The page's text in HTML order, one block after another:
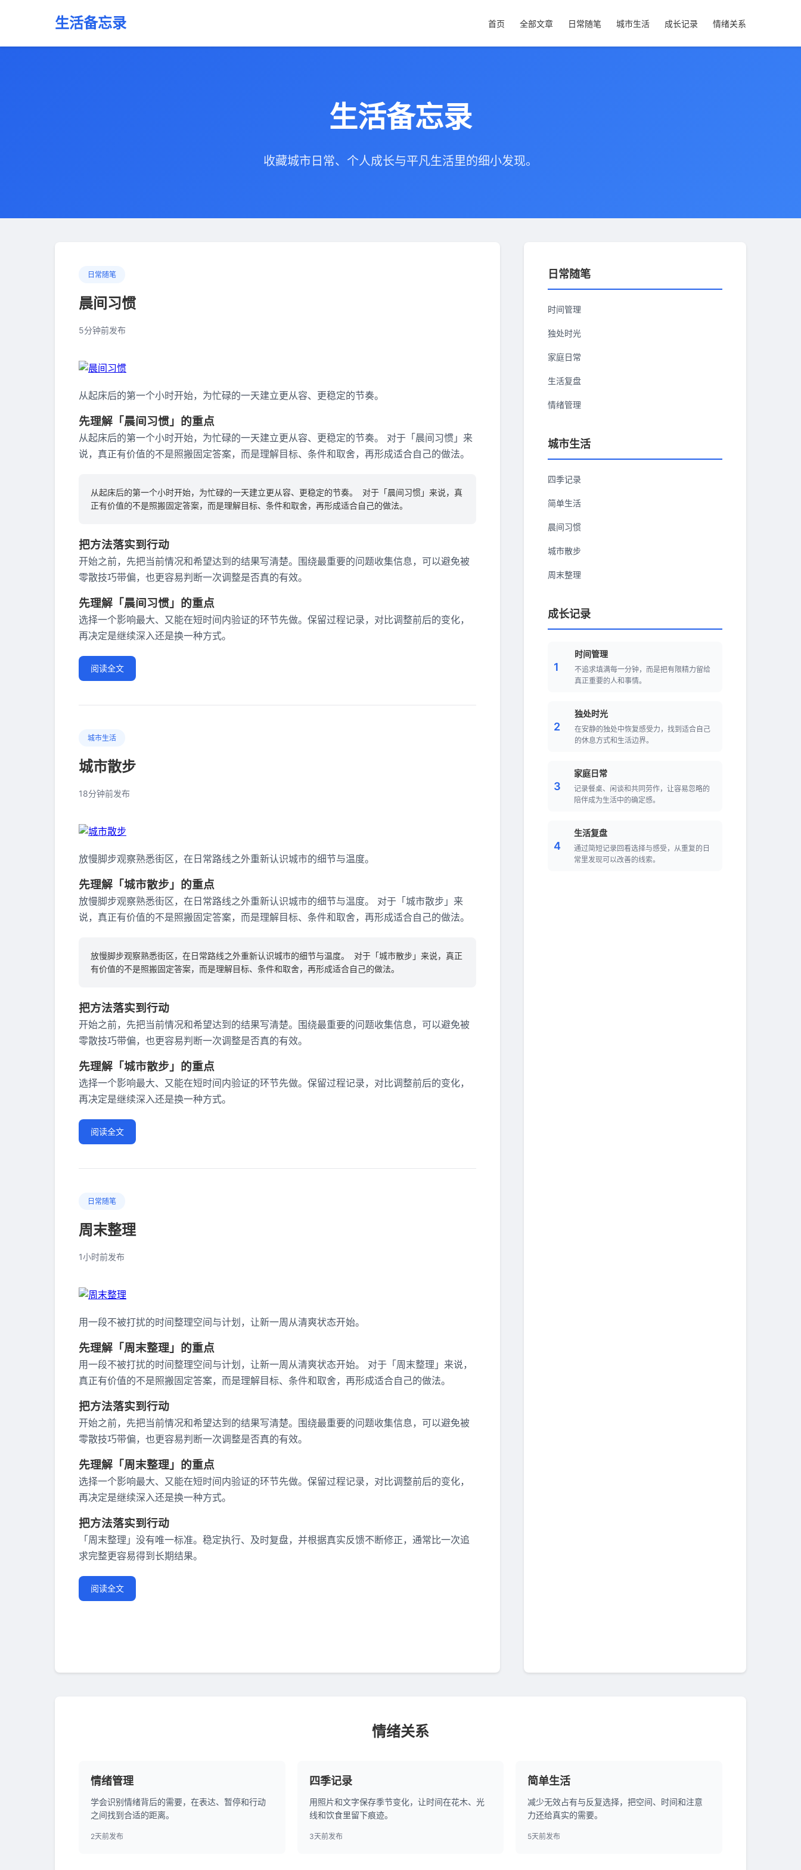
生活备忘录 首页 全部文章 日常随笔 城市生活 成长记录 情绪关系
生活备忘录
收藏城市日常、个人成长与平凡生活里的细小发现。
日常随笔
晨间习惯
5分钟前发布
从起床后的第一个小时开始，为忙碌的一天建立更从容、更稳定的节奏。
先理解「晨间习惯」的重点
从起床后的第一个小时开始，为忙碌的一天建立更从容、更稳定的节奏。 对于「晨间习惯」来
说，真正有价值的不是照搬固定答案，而是理解目标、条件和取舍，再形成适合自己的做法。
从起床后的第一个小时开始，为忙碌的一天建立更从容、更稳定的节奏。 对于「晨间习惯」来说，真
正有价值的不是照搬固定答案，而是理解目标、条件和取舍，再形成适合自己的做法。
把方法落实到行动
开始之前，先把当前情况和希望达到的结果写清楚。围绕最重要的问题收集信息，可以避免被
零散技巧带偏，也更容易判断一次调整是否真的有效。
先理解「晨间习惯」的重点
选择一个影响最大、又能在短时间内验证的环节先做。保留过程记录，对比调整前后的变化，
再决定是继续深入还是换一种方式。
阅读全文
城市生活
城市散步
18分钟前发布
放慢脚步观察熟悉街区，在日常路线之外重新认识城市的细节与温度。
先理解「城市散步」的重点
放慢脚步观察熟悉街区，在日常路线之外重新认识城市的细节与温度。 对于「城市散步」来
说，真正有价值的不是照搬固定答案，而是理解目标、条件和取舍，再形成适合自己的做法。
放慢脚步观察熟悉街区，在日常路线之外重新认识城市的细节与温度。 对于「城市散步」来说，真正
有价值的不是照搬固定答案，而是理解目标、条件和取舍，再形成适合自己的做法。
把方法落实到行动
开始之前，先把当前情况和希望达到的结果写清楚。围绕最重要的问题收集信息，可以避免被
零散技巧带偏，也更容易判断一次调整是否真的有效。
先理解「城市散步」的重点
选择一个影响最大、又能在短时间内验证的环节先做。保留过程记录，对比调整前后的变化，
再决定是继续深入还是换一种方式。
阅读全文
日常随笔
周末整理
1小时前发布
用一段不被打扰的时间整理空间与计划，让新一周从清爽状态开始。
先理解「周末整理」的重点
用一段不被打扰的时间整理空间与计划，让新一周从清爽状态开始。 对于「周末整理」来说，
真正有价值的不是照搬固定答案，而是理解目标、条件和取舍，再形成适合自己的做法。
把方法落实到行动
开始之前，先把当前情况和希望达到的结果写清楚。围绕最重要的问题收集信息，可以避免被
零散技巧带偏，也更容易判断一次调整是否真的有效。
先理解「周末整理」的重点
选择一个影响最大、又能在短时间内验证的环节先做。保留过程记录，对比调整前后的变化，
再决定是继续深入还是换一种方式。
把方法落实到行动
「周末整理」没有唯一标准。稳定执行、及时复盘，并根据真实反馈不断修正，通常比一次追
求完整更容易得到长期结果。
阅读全文
日常随笔
时间管理
独处时光
家庭日常
生活复盘
情绪管理
城市生活
四季记录
简单生活
晨间习惯
城市散步
周末整理
成长记录
1
时间管理
不追求填满每一分钟，而是把有限精力留给
真正重要的人和事情。
2
独处时光
在安静的独处中恢复感受力，找到适合自己
的休息方式和生活边界。
3
家庭日常
记录餐桌、闲谈和共同劳作，让容易忽略的
陪伴成为生活中的确定感。
4
生活复盘
通过简短记录回看选择与感受，从重复的日
常里发现可以改善的线索。
情绪关系
情绪管理
学会识别情绪背后的需要，在表达、暂停和行动
之间找到合适的距离。
2天前发布
四季记录
用照片和文字保存季节变化，让时间在花木、光
线和饮食里留下痕迹。
3天前发布
简单生活
减少无效占有与反复选择，把空间、时间和注意
力还给真实的需要。
5天前发布